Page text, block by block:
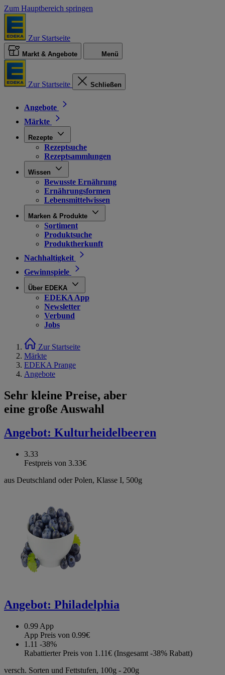
Zum Hauptbereich springen
Zur Startseite
Markt & Angebote Menü
Zur Startseite Schließen
Angebote
Märkte
Rezepte
Rezeptsuche
Rezeptsammlungen
Wissen
Bewusste Ernährung
Ernährungsformen
Lebensmittelwissen
Marken & Produkte
Sortiment
Produktsuche
Produktherkunft
Nachhaltigkeit
Gewinnspiele
Über EDEKA
EDEKA App
Newsletter
Verbund
Jobs
Zur Startseite
Märkte
EDEKA Prange
Angebote
Sehr kleine Preise, aber
eine große Auswahl
Angebot: Kulturheidelbeeren
3.33
Festpreis von 3.33€
aus Deutschland oder Polen, Klasse I, 500g
Angebot: Philadelphia
0.99 App
App Preis von 0.99€
1.11 -38%
Rabattierter Preis von 1.11€ (Insgesamt -38% Rabatt)
versch. Sorten und Fettstufen, 100g - 200g